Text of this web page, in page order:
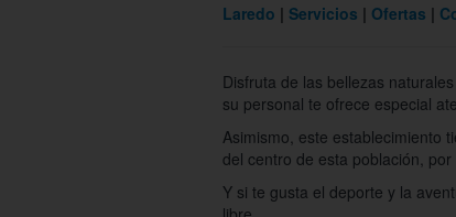
Laredo
Servicios Ofertas
Disfruta de las bellezas
su personal te ofrece especial
Asimismo, este establecimiento
del centro de esta población,
Y si te gusta el deporte y la